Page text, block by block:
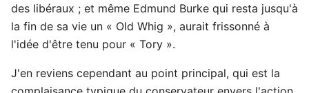
des libéraux ; et même Edmund Burke qui resta jusqu'à
la fin de sa vie un « Old Whig », aurait frissonné à
l'idée d'être tenu pour « Tory ».
J'en reviens cependant au point principal, qui est la